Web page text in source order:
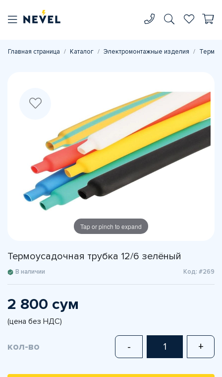
Главная страница Каталог Электромонтажные изделия
Tap or pinch to expand
Термоусадочная трубка 12/6 зелёный
В наличии Код: #269
2 800 сум
(цена без НДС)
кол-во - +